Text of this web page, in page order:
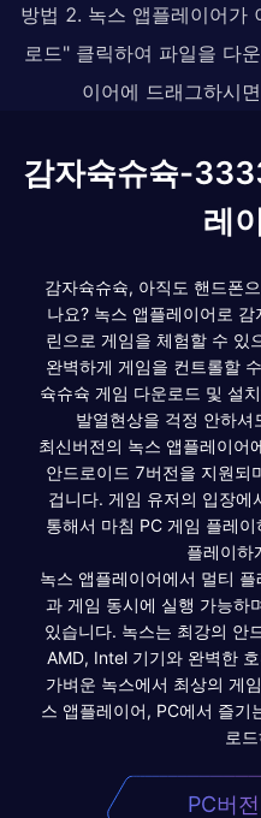
방법 2. 녹스 앱플레이어가
로드" 클릭하여 파일을 다
이어에 드래그하시
감자슉슈슉-
레
감자슉슈슉, 아직도 핸드폰
나요? 녹스 앱플레이어로
린으로 게임을 체험할 수 있
완벽하게 게임을 컨트롤할
슉슈슉 게임 다운로드 및 설
발열현상을 걱정 안하
최신버전의 녹스 앱플레이어
안드로이드 7버전을 지원되
겁니다. 게임 유저의 입장에
통해서 마침 PC 게임 플레
플레이하
녹스 앱플레이어에서 멀티
과 게임 동시에 실행 가능하
있습니다. 녹스는 최강의 안
AMD, Intel 기기와 완벽한
가벼운 녹스에서 최상의 게
스 앱플레이어, PC에서 즐기
로
PC버